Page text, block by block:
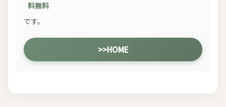
料無料
です。
>>HOME